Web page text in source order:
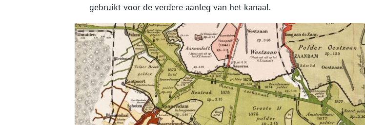
gebruikt voor de verdere aanleg van het kanaal.